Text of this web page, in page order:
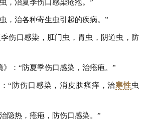
，治夏季伤口感染疮疱。”
，治各种寄生虫引起的疾病。”
伤口感染，肛门虫，胃虫，阴道虫，防
：“防夏季伤口感染，治疮疱。”
“防伤口感染，消皮肤瘙痒，治寒性虫
隐热，疮疱，防伤口感染。”